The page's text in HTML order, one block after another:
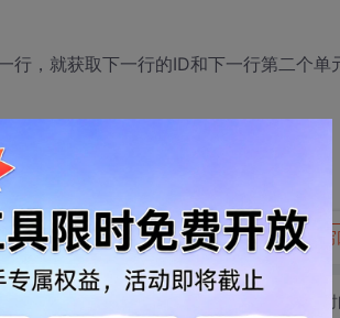
行，就获取下一行的ID和下一行第二个单
举报
切换为